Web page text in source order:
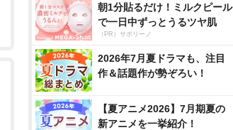
朝1分貼るだけ！ミルクピール
で一日中ずっとうるツヤ肌
（PR）サボリーノ
2026年7月夏ドラマも、注目
作＆話題作が勢ぞろい！
【夏アニメ2026】7月期夏の
新アニメを一挙紹介！